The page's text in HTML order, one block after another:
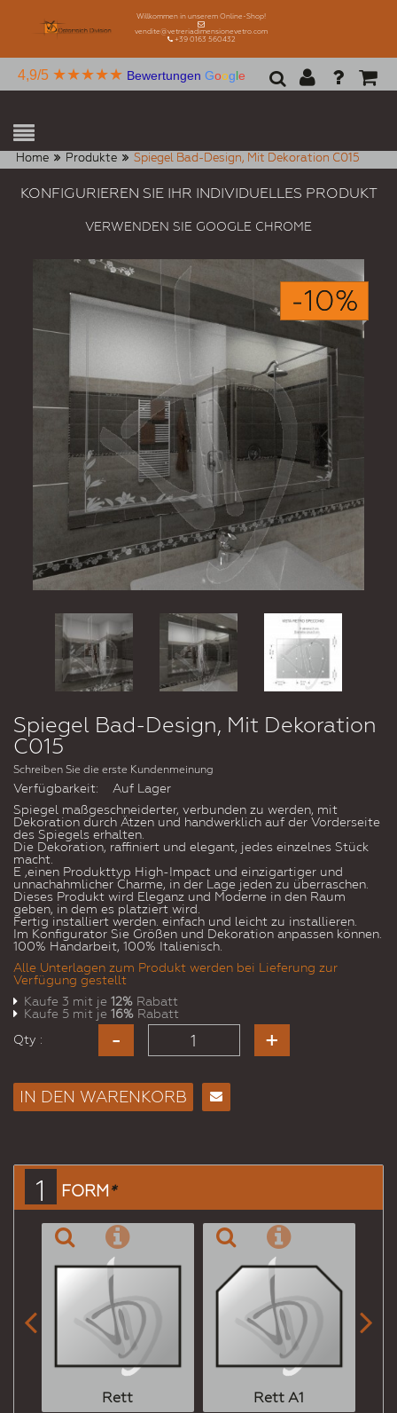
Willkommen in unserem Online-Shop!
vendite@vetreriadimensionevetro.com
+39 0163 560432
4,9/5 ★★★★★ Bewertungen Google
Home Produkte Spiegel Bad-Design, Mit Dekoration C015
KONFIGURIEREN SIE IHR INDIVIDUELLES PRODUKT
VERWENDEN SIE GOOGLE CHROME
-10%
Spiegel Bad-Design, Mit Dekoration
C015
Schreiben Sie die erste Kundenmeinung
Verfügbarkeit:
Auf Lager
Spiegel maßgeschneiderter, verbunden zu werden, mit
Dekoration durch Ätzen und handwerklich auf der Vorderseite
des Spiegels erhalten.
Die Dekoration, raffiniert und elegant, jedes einzelnes Stück
macht.
E ‚einen Produkttyp High-Impact und einzigartiger und
unnachahmlicher Charme, in der Lage jeden zu überraschen.
Dieses Produkt wird Eleganz und Moderne in den Raum
geben, in dem es platziert wird.
Fertig installiert werden. einfach und leicht zu installieren.
Im Konfigurator Sie Größen und Dekoration anpassen können.
100% Handarbeit, 100% Italienisch.
Alle Unterlagen zum Produkt werden bei Lieferung zur
Verfügung gestellt
Kaufe 3 mit je 12% Rabatt
Kaufe 5 mit je 16% Rabatt
Qty :
IN DEN WARENKORB
1 FORM*
Rett Rett A1
 